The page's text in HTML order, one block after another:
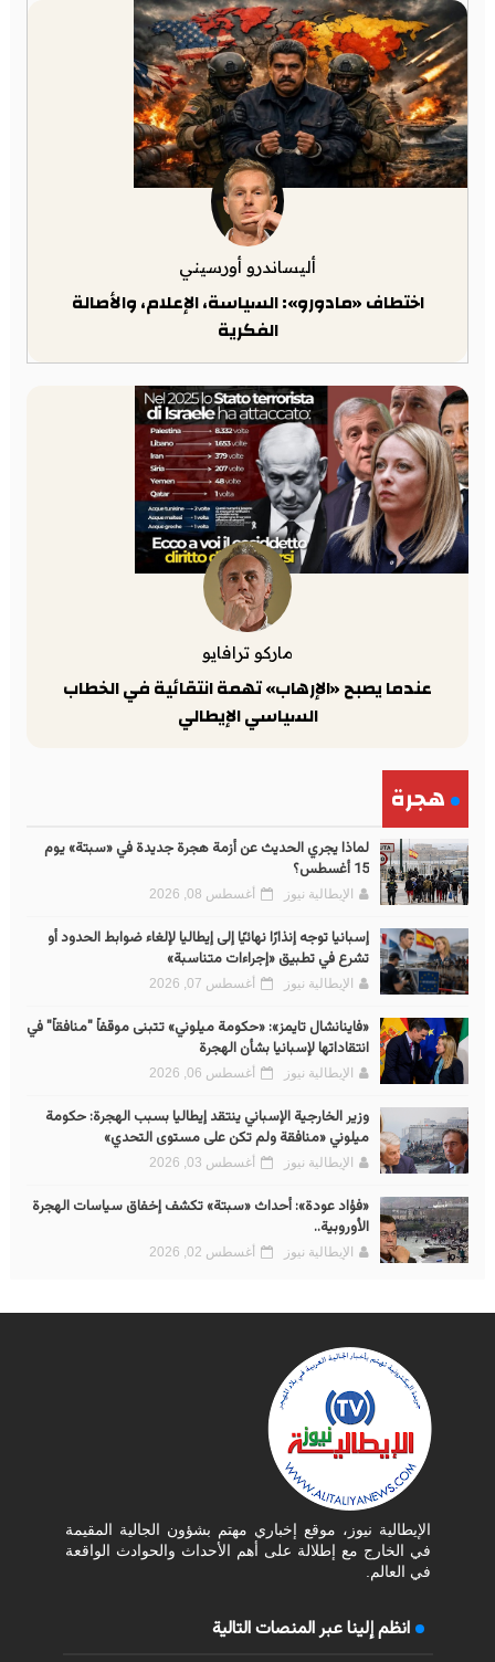
أليساندرو أورسيني
اختطاف «مادورو»: السياسة، الإعلام، والأصالة
الفكرية
ماركو ترافايو
عندما يصبح «الإرهاب» تهمة انتقائية في الخطاب
السياسي الإيطالي
هجرة
لماذا يجري الحديث عن أزمة هجرة جديدة في «سبتة» يوم
15 أغسطس؟
الإيطالية نيوز أغسطس 08, 2026
إسبانيا توجه إنذارًا نهائيًا إلى إيطاليا لإلغاء ضوابط الحدود أو
تشرع في تطبيق «إجراءات متناسبة»
الإيطالية نيوز أغسطس 07, 2026
«فاينانشال تايمز»: «حكومة ميلوني» تتبنى موقفاً "منافقاً" في
انتقاداتها لإسبانيا بشأن الهجرة
الإيطالية نيوز أغسطس 06, 2026
وزير الخارجية الإسباني ينتقد إيطاليا بسبب الهجرة: حكومة
ميلوني «منافقة ولم تكن على مستوى التحدي»
الإيطالية نيوز أغسطس 03, 2026
«فؤاد عودة»: أحداث «سبتة» تكشف إخفاق سياسات الهجرة
الأوروبية..
الإيطالية نيوز أغسطس 02, 2026
الإيطالية نيوز، موقع إخباري مهتم بشؤون الجالية المقيمة
في الخارج مع إطلالة على أهم الأحداث والحوادث الواقعة
في العالم.
انظم إلينا عبر المنصات التالية